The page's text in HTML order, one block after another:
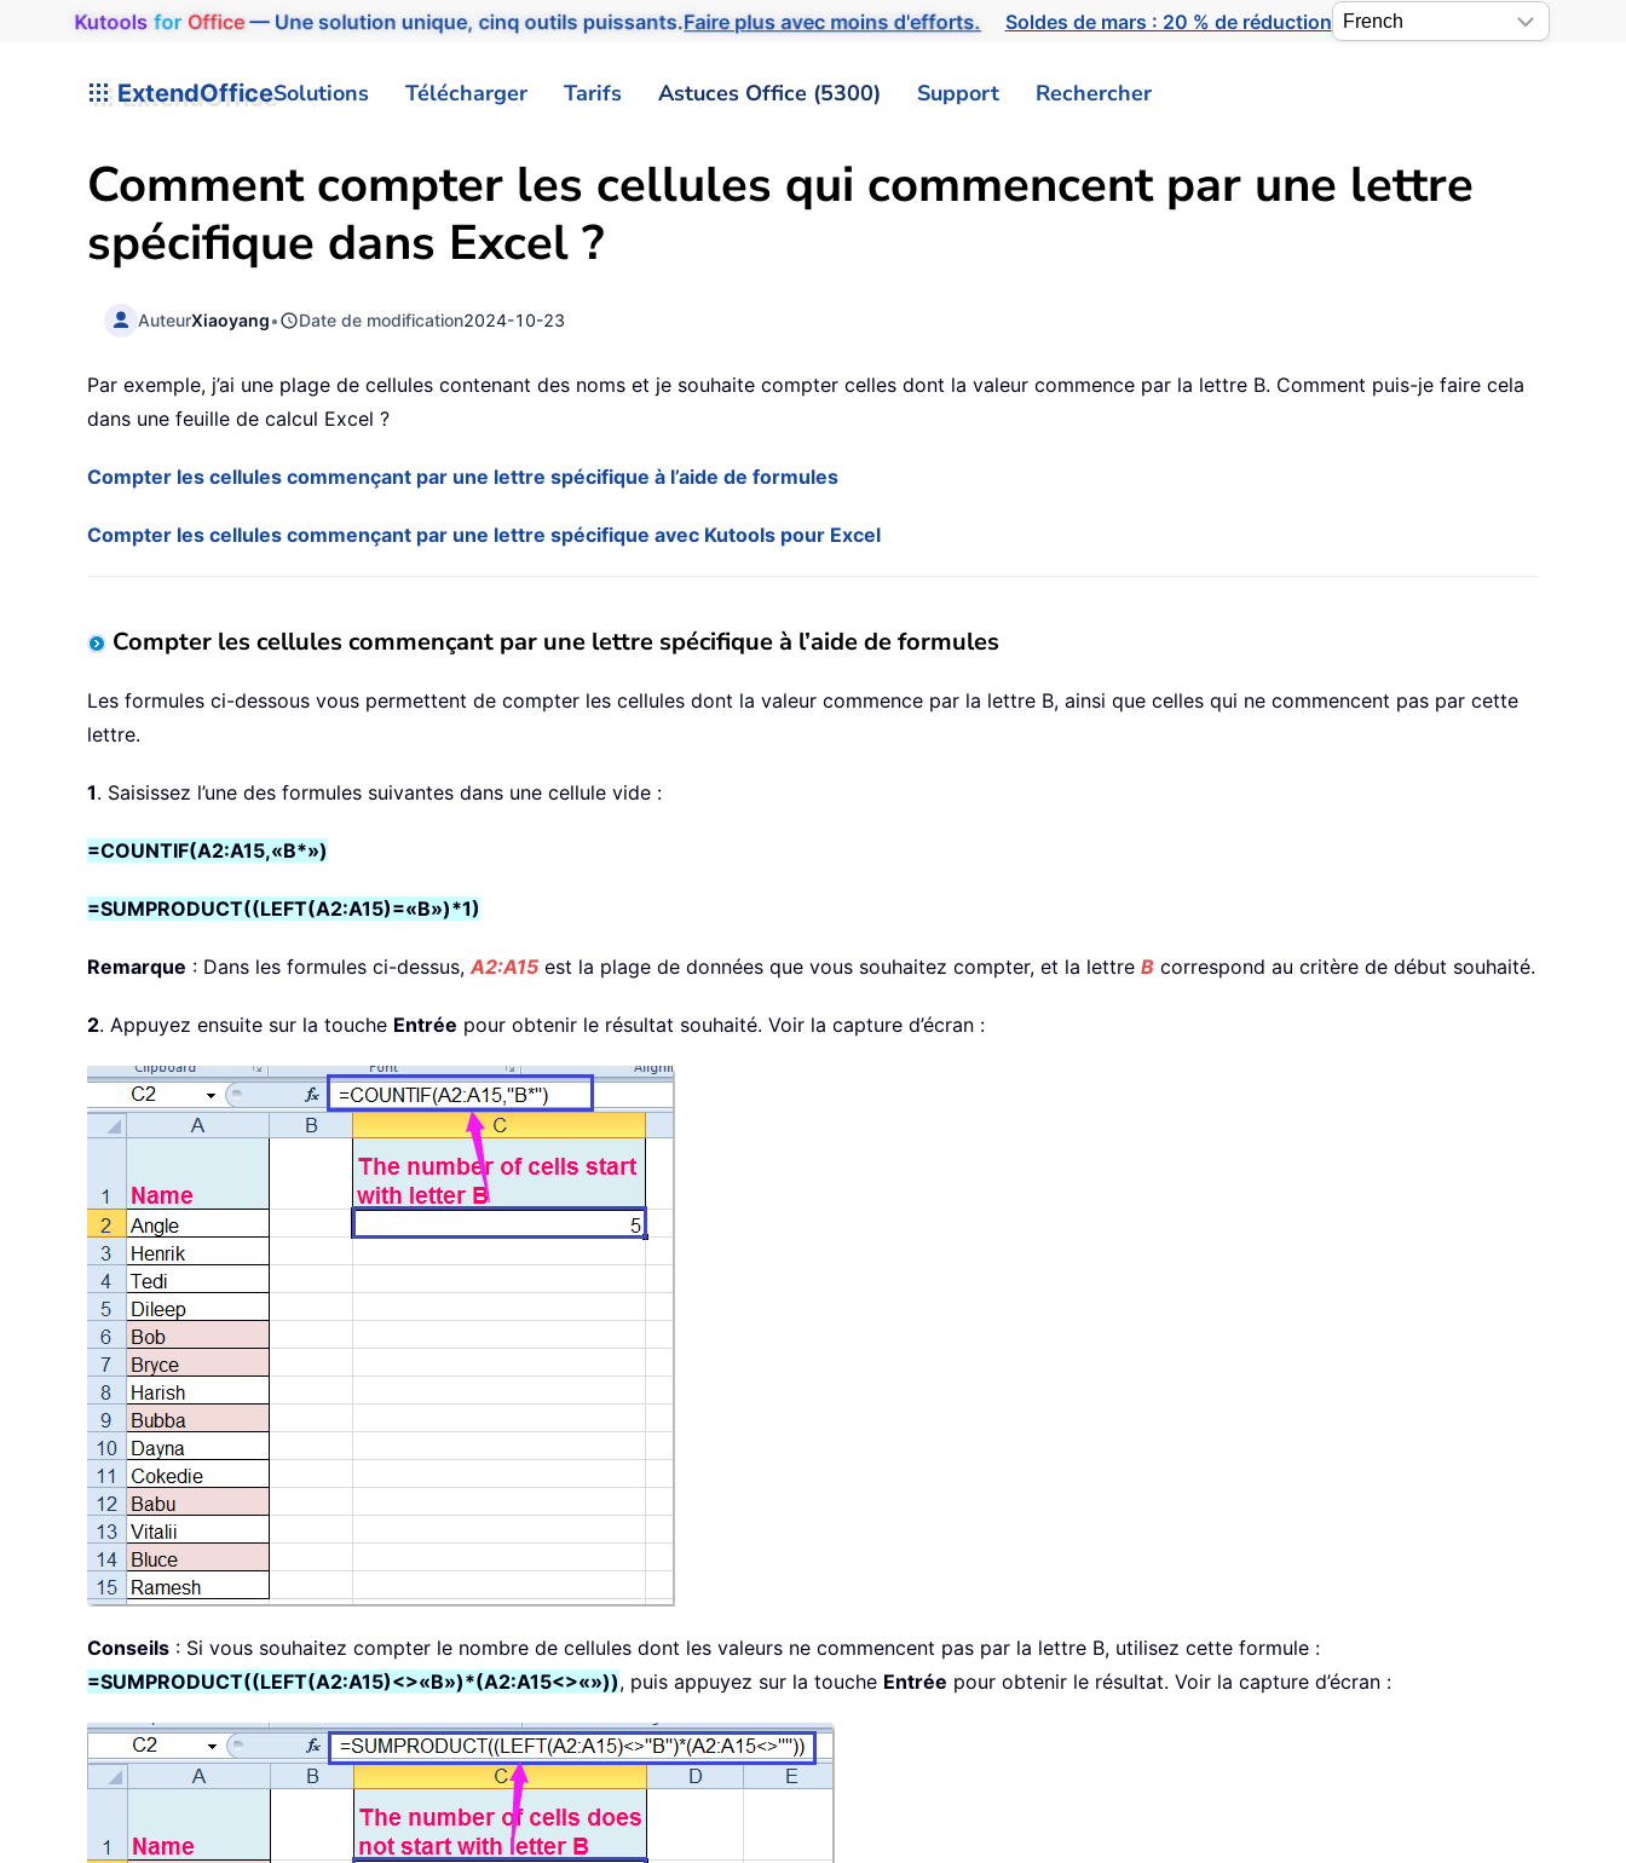
Kutools for Office— Une solution unique, cinq outils puissants.Faire plus avec moins d'efforts. Soldes de mars : 20 % de réduction
ExtendOfficeSolutions Télécharger Tarifs Astuces Office (5300) Support Rechercher
Comment compter les cellules qui commencent par une lettre
spécifique dans Excel ?
AuteurXiaoyang• Date de modification2024-10-23
Par exemple, j’ai une plage de cellules contenant des noms et je souhaite compter celles dont la valeur commence par la lettre B. Comment puis-je faire cela
dans une feuille de calcul Excel ?
Compter les cellules commençant par une lettre spécifique à l’aide de formules
Compter les cellules commençant par une lettre spécifique avec Kutools pour Excel
Compter les cellules commençant par une lettre spécifique à l’aide de formules
Les formules ci-dessous vous permettent de compter les cellules dont la valeur commence par la lettre B, ainsi que celles qui ne commencent pas par cette
lettre.
1. Saisissez l’une des formules suivantes dans une cellule vide :
=COUNTIF(A2:A15,«B*»)
=SUMPRODUCT((LEFT(A2:A15)=«B»)*1)
Remarque : Dans les formules ci-dessus, A2:A15 est la plage de données que vous souhaitez compter, et la lettre B correspond au critère de début souhaité.
2. Appuyez ensuite sur la touche Entrée pour obtenir le résultat souhaité. Voir la capture d’écran :
Conseils : Si vous souhaitez compter le nombre de cellules dont les valeurs ne commencent pas par la lettre B, utilisez cette formule :
=SUMPRODUCT((LEFT(A2:A15)<>«B»)*(A2:A15<>«»)), puis appuyez sur la touche Entrée pour obtenir le résultat. Voir la capture d’écran :